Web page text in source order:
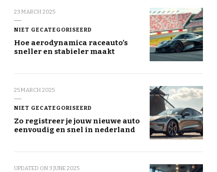
23 MARCH 2025
NIET GECATEGORISEERD
Hoe aerodynamica raceauto’s
sneller en stabieler maakt
25 MARCH 2025
NIET GECATEGORISEERD
Zo registreer je jouw nieuwe auto
eenvoudig en snel in nederland
UPDATED ON 3 JUNE 2025